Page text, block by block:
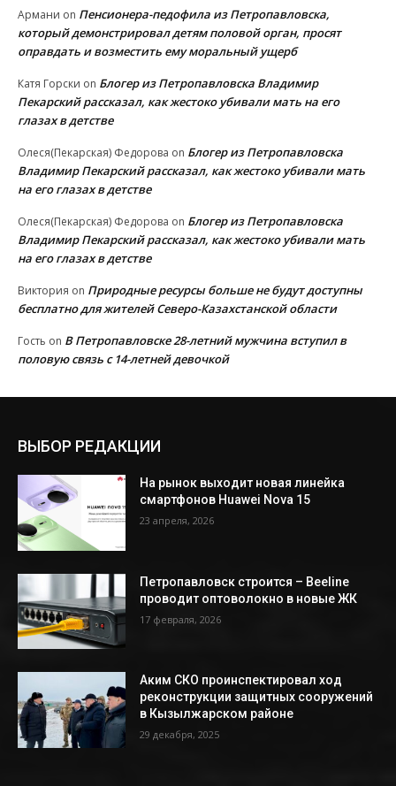
Армани on Пенсионера-педофила из Петропавловска,
который демонстрировал детям половой орган, просят
оправдать и возместить ему моральный ущерб
Катя Горски on Блогер из Петропавловска Владимир
Пекарский рассказал, как жестоко убивали мать на его
глазах в детстве
Олеся(Пекарская) Федорова on Блогер из Петропавловска
Владимир Пекарский рассказал, как жестоко убивали мать
на его глазах в детстве
Олеся(Пекарская) Федорова on Блогер из Петропавловска
Владимир Пекарский рассказал, как жестоко убивали мать
на его глазах в детстве
Виктория on Природные ресурсы больше не будут доступны
бесплатно для жителей Северо-Казахстанской области
Гость on В Петропавловске 28-летний мужчина вступил в
половую связь с 14-летней девочкой
ВЫБОР РЕДАКЦИИ
На рынок выходит новая линейка
смартфонов Huawei Nova 15
23 апреля, 2026
Петропавловск строится – Beeline
проводит оптоволокно в новые ЖК
17 февраля, 2026
Аким СКО проинспектировал ход
реконструкции защитных сооружений
в Кызылжарском районе
29 декабря, 2025